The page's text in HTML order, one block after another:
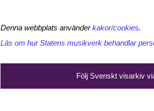
Denna webbplats använderkakor/cookies.
Läs om hur Statens musikverk behandlar
Följ Svenskt visarkiv